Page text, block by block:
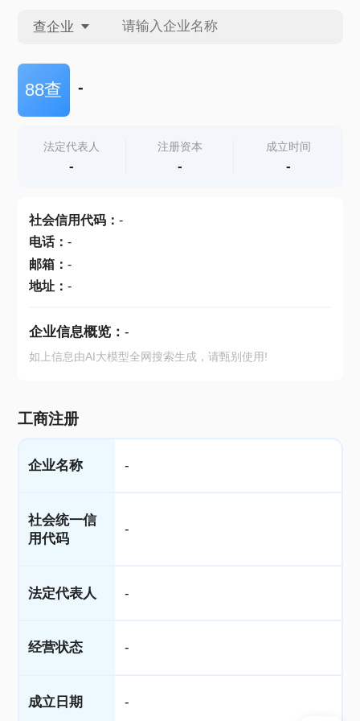
查企业
查企业
查产地
88查 -
法定代表人
-
注册资本
-
成立时间
-
社会信用代码： -
电话： -
邮箱： -
地址： -
企业信息概览： -
如上信息由AI大模型全网搜索生成，请甄别使用!
工商注册
企业名称 -
社会统一信
用代码
-
法定代表人 -
经营状态 -
成立日期 -